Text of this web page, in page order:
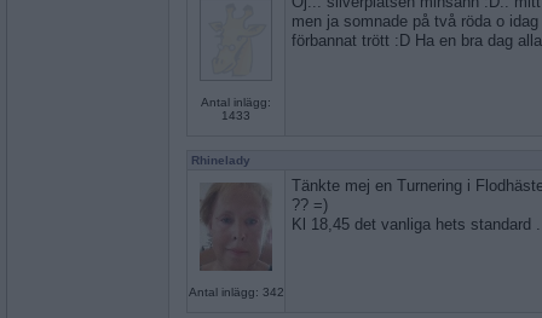
Antal inlägg:
1433
men ja somnade på två röda o
förbannat trött :D Ha en bra dag
Rhinelady
Antal inlägg: 342
Tänkte mej en Turnering i
?? =)
Kl 18,45 det vanliga hets standard